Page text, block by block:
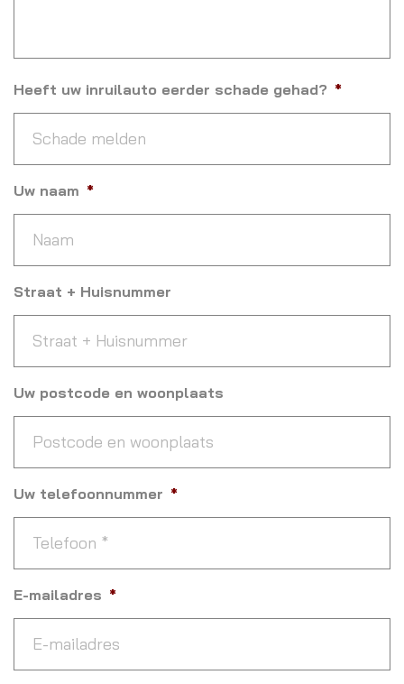
Heeft uw inruilauto eerder schade gehad? *
Uw naam *
Straat + Huisnummer
Uw postcode en woonplaats
Uw telefoonnummer *
E-mailadres *